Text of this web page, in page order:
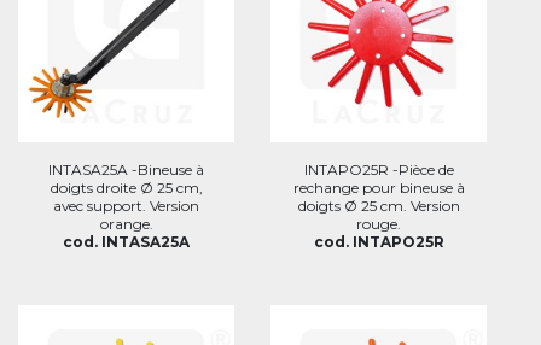
INTASA25A -Bineuse à
doigts droite Ø 25 cm,
avec support. Version
orange.
cod. INTASA25A
INTAPO25R -Pièce de
rechange pour bineuse à
doigts Ø 25 cm. Version
rouge.
cod. INTAPO25R